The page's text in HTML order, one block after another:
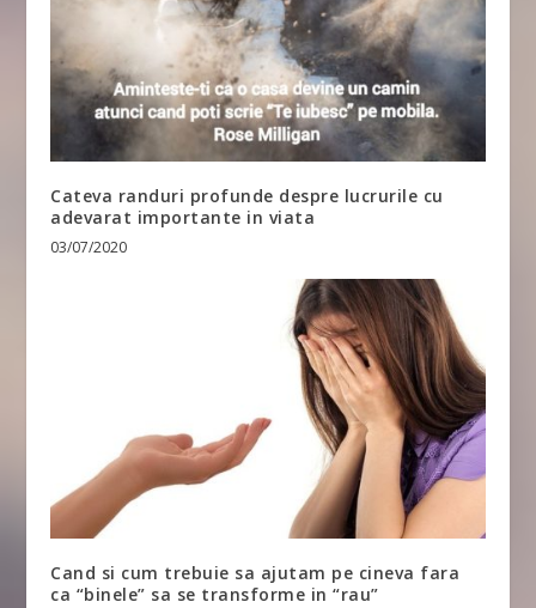
Cateva randuri profunde despre lucrurile cu
adevarat importante in viata
03/07/2020
Cand si cum trebuie sa ajutam pe cineva fara
ca “binele” sa se transforme in “rau”